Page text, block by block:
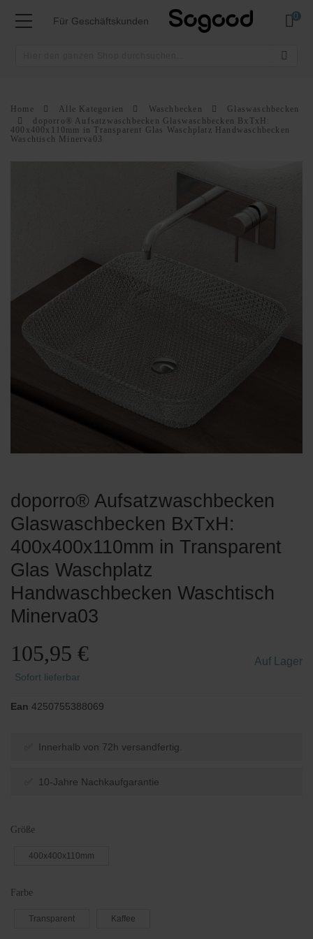
Für Geschäftskunden
Home Alle Kategorien Waschbecken
Glaswaschbecken
doporro® Aufsatzwaschbecken Glaswaschbecken BxTxH:
400x400x110mm in Transparent Glas Waschplatz Handwaschbecken
Waschtisch Minerva03
doporro® Aufsatzwaschbecken
Glaswaschbecken BxTxH:
400x400x110mm in Transparent
Glas Waschplatz
Handwaschbecken Waschtisch
Minerva03
105,95 €
Sofort lieferbar
Auf Lager
Ean 4250755388069
✅ Innerhalb von 72h versandfertig.
✅ 10-Jahre Nachkaufgarantie
Größe
400x400x110mm
Farbe
Transparent Kaffee